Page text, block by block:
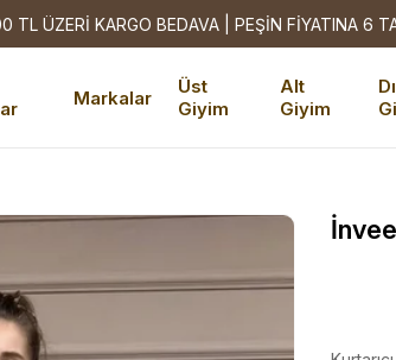
TL ÜZERİ KARGO BEDAVA | PEŞİN FİYATINA 6
Markalar
Üst
Giyim
Alt
Giyim